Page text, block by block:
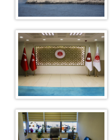
2. Asliye Ceza Mahkemesi
3. Asliye Ceza Mahkemesi
4. Asliye Ceza Mahkemesi
5. Asliye Ceza Mahkemesi
6. Asliye Ceza Mahkemesi
Sulh Ceza Hakimliği
İcra Ceza Mahkemesi
Hukuk Mahkemeleri
Asliye Hukuk Mahkemeleri